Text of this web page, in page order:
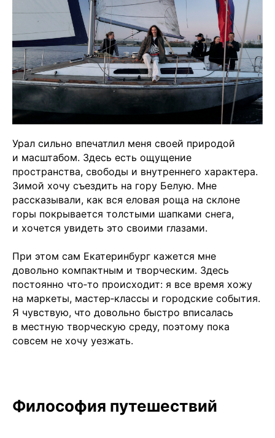
Урал сильно впечатлил меня своей природой
и масштабом. Здесь есть ощущение
пространства, свободы и внутреннего характера.
Зимой хочу съездить на гору Белую. Мне
рассказывали, как вся еловая роща на склоне
горы покрывается толстыми шапками снега,
и хочется увидеть это своими глазами.
При этом сам Екатеринбург кажется мне
довольно компактным и творческим. Здесь
постоянно что‑то происходит: я все время хожу
на маркеты, мастер‑классы и городские события.
Я чувствую, что довольно быстро вписалась
в местную творческую среду, поэтому пока
совсем не хочу уезжать.
Философия путешествий
Телеграм